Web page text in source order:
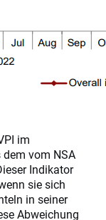
im
dem vom NSA
Indikator
sie sich
in seiner
Abweichung